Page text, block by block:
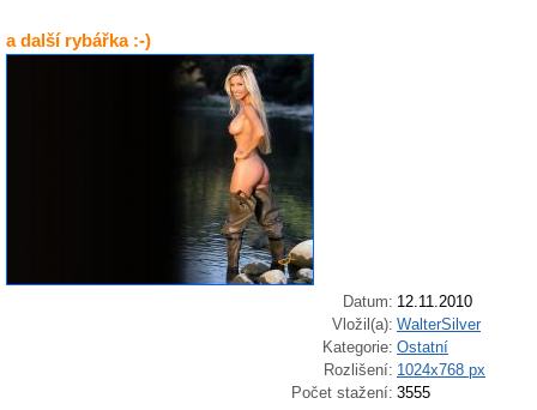
a další rybářka :-)
Datum: 12.11.2010
Vložil(a): WalterSilver
Kategorie: Ostatní
Rozlišení: 1024x768 px
Počet stažení: 3555